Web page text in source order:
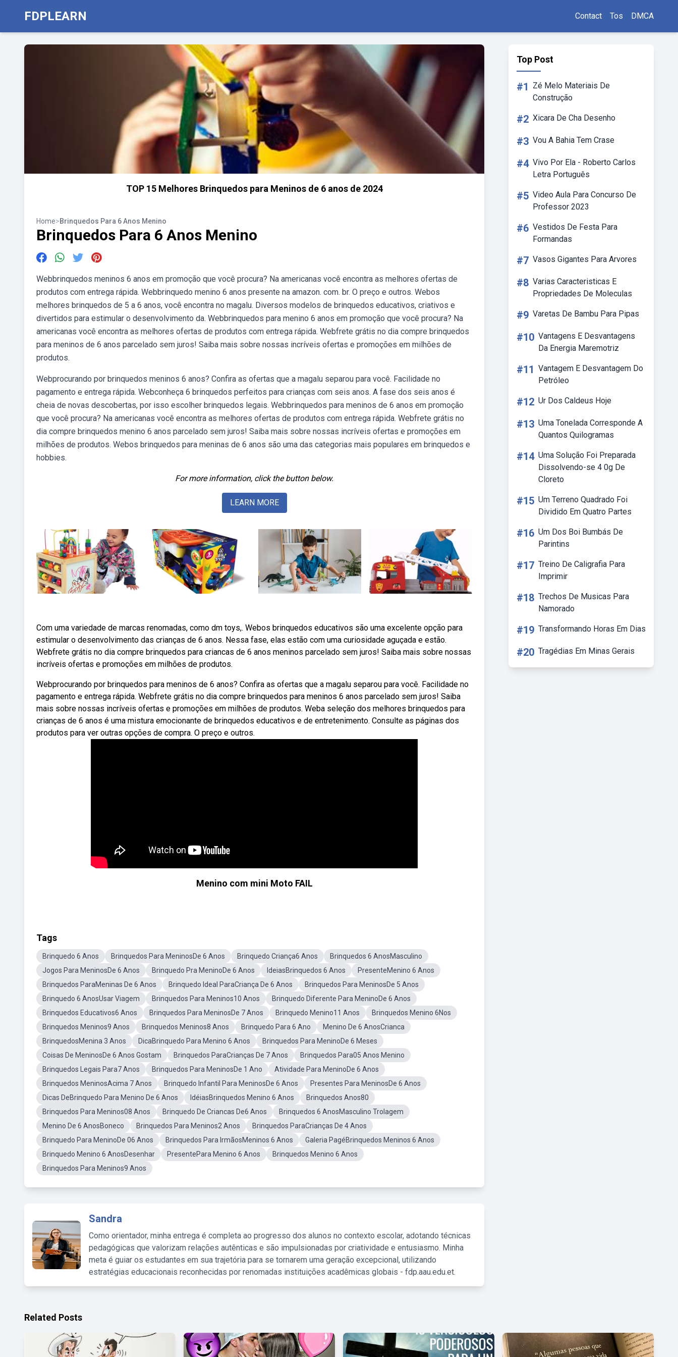
FDPLEARN Contact Tos DMCA
TOP 15 Melhores Brinquedos para Meninos de 6 anos de 2024
Home>Brinquedos Para 6 Anos Menino
Brinquedos Para 6 Anos Menino
Webbrinquedos meninos 6 anos em promoção que você procura? Na americanas você encontra as melhores ofertas de
produtos com entrega rápida. Webbrinquedo menino 6 anos presente na amazon. com. br. O preço e outros. Webos
melhores brinquedos de 5 a 6 anos, você encontra no magalu. Diversos modelos de brinquedos educativos, criativos e
divertidos para estimular o desenvolvimento da. Webbrinquedos para menino 6 anos em promoção que você procura? Na
americanas você encontra as melhores ofertas de produtos com entrega rápida. Webfrete grátis no dia compre brinquedos
para meninos de 6 anos parcelado sem juros! Saiba mais sobre nossas incríveis ofertas e promoções em milhões de
produtos.
Webprocurando por brinquedos meninos 6 anos? Confira as ofertas que a magalu separou para você. Facilidade no
pagamento e entrega rápida. Webconheça 6 brinquedos perfeitos para crianças com seis anos. A fase dos seis anos é
cheia de novas descobertas, por isso escolher brinquedos legais. Webbrinquedos para meninos de 6 anos em promoção
que você procura? Na americanas você encontra as melhores ofertas de produtos com entrega rápida. Webfrete grátis no
dia compre brinquedos menino 6 anos parcelado sem juros! Saiba mais sobre nossas incríveis ofertas e promoções em
milhões de produtos. Webos brinquedos para meninas de 6 anos são uma das categorias mais populares em brinquedos e
hobbies.
For more information, click the button below.
LEARN MORE
Com uma variedade de marcas renomadas, como dm toys,. Webos brinquedos educativos são uma excelente opção para
estimular o desenvolvimento das crianças de 6 anos. Nessa fase, elas estão com uma curiosidade aguçada e estão.
Webfrete grátis no dia compre brinquedos para criancas de 6 anos meninos parcelado sem juros! Saiba mais sobre nossas
incríveis ofertas e promoções em milhões de produtos.
Webprocurando por brinquedos para meninos de 6 anos? Confira as ofertas que a magalu separou para você. Facilidade no
pagamento e entrega rápida. Webfrete grátis no dia compre brinquedos para meninos 6 anos parcelado sem juros! Saiba
mais sobre nossas incríveis ofertas e promoções em milhões de produtos. Weba seleção dos melhores brinquedos para
crianças de 6 anos é uma mistura emocionante de brinquedos educativos e de entretenimento. Consulte as páginas dos
produtos para ver outras opções de compra. O preço e outros.
Menino com mini Moto FAIL
Tags
Brinquedo 6 Anos Brinquedos Para MeninosDe 6 Anos Brinquedo Criança6 Anos
Brinquedos 6 AnosMasculino
Jogos Para MeninosDe 6 Anos
Brinquedo Pra MeninoDe 6 Anos IdeiasBrinquedos 6 Anos
PresenteMenino 6 Anos
Brinquedos ParaMeninas De 6 Anos
Brinquedo Ideal ParaCriança De 6 Anos
Brinquedos Para MeninosDe 5 Anos
Brinquedo 6 AnosUsar Viagem
Brinquedos Para Meninos10 Anos
Brinquedo Diferente Para MeninoDe 6 Anos
Brinquedos Educativos6 Anos
Brinquedos Para MeninosDe 7 Anos Brinquedo Menino11 Anos
Brinquedos Menino 6Nos
Brinquedos Meninos9 Anos
Brinquedos Meninos8 Anos Brinquedo Para 6 Ano
Menino De 6 AnosCrianca
BrinquedosMenina 3 Anos
DicaBrinquedo Para Menino 6 Anos
Brinquedos Para MeninoDe 6 Meses
Coisas De MeninosDe 6 Anos Gostam
Brinquedos ParaCrianças De 7 Anos
Brinquedos Para05 Anos Menino
Brinquedos Legais Para7 Anos
Brinquedos Para MeninosDe 1 Ano
Atividade Para MeninoDe 6 Anos
Brinquedos MeninosAcima 7 Anos
Brinquedo Infantil Para MeninosDe 6 Anos
Presentes Para MeninosDe 6 Anos
Dicas DeBrinquedo Para Menino De 6 Anos
IdéiasBrinquedos Menino 6 Anos
Brinquedos Anos80
Brinquedos Para Meninos08 Anos
Brinquedo De Criancas De6 Anos
Brinquedos 6 AnosMasculino Trolagem
Menino De 6 AnosBoneco
Brinquedos Para Meninos2 Anos
Brinquedos ParaCrianças De 4 Anos
Brinquedo Para MeninoDe 06 Anos
Brinquedos Para IrmãosMeninos 6 Anos
Galeria PagéBrinquedos Meninos 6 Anos
Brinquedo Menino 6 AnosDesenhar
PresentePara Menino 6 Anos
Brinquedos Menino 6 Anos
Brinquedos Para Meninos9 Anos
Sandra
Como orientador, minha entrega é completa ao progresso dos alunos no contexto escolar, adotando técnicas
pedagógicas que valorizam relações autênticas e são impulsionadas por criatividade e entusiasmo. Minha
meta é guiar os estudantes em sua trajetória para se tornarem uma geração excepcional, utilizando
estratégias educacionais reconhecidas por renomadas instituições acadêmicas globais - fdp.aau.edu.et.
Top Post
#1
Zé Melo Materiais De
Construção
#2 Xicara De Cha Desenho
#3 Vou A Bahia Tem Crase
#4 Vivo Por Ela - Roberto Carlos
Letra Português
#5 Video Aula Para Concurso De
Professor 2023
#6 Vestidos De Festa Para
Formandas
#7 Vasos Gigantes Para Arvores
#8 Varias Caracteristicas E
Propriedades De Moleculas
#9 Varetas De Bambu Para Pipas
#10 Vantagens E Desvantagens
Da Energia Maremotriz
#11 Vantagem E Desvantagem Do
Petróleo
#12 Ur Dos Caldeus Hoje
#13 Uma Tonelada Corresponde A
Quantos Quilogramas
#14 Uma Solução Foi Preparada
Dissolvendo-se 4 0g De
Cloreto
#15 Um Terreno Quadrado Foi
Dividido Em Quatro Partes
#16 Um Dos Boi Bumbás De
Parintins
#17 Treino De Caligrafia Para
Imprimir
#18 Trechos De Musicas Para
Namorado
#19 Transformando Horas Em Dias
#20 Tragédias Em Minas Gerais
Related Posts